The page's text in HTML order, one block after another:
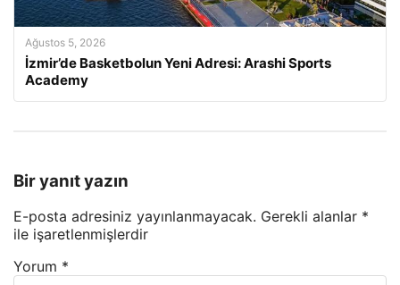
Ağustos 5, 2026
İzmir’de Basketbolun Yeni Adresi: Arashi Sports
Academy
Bir yanıt yazın
E-posta adresiniz yayınlanmayacak. Gerekli alanlar *
ile işaretlenmişlerdir
Yorum *